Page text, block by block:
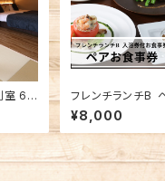
室 63
フレンチランチB
入浴券付
¥8,000